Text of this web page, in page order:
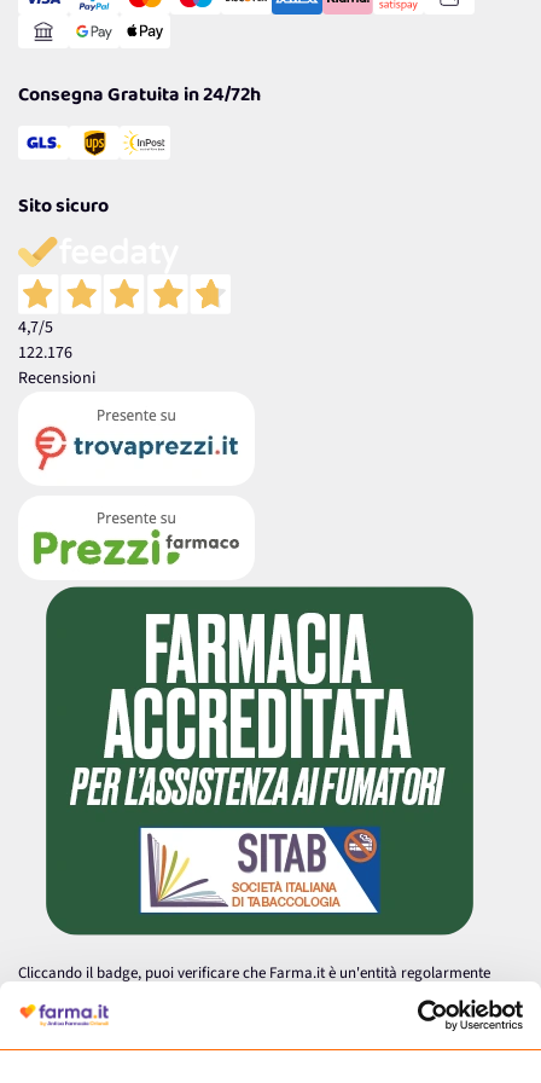
Reso Facile e Veloce
Consegna Gratuita in 24/72h
Sito sicuro
4,7/5
122.176
Recensioni
Cliccando il badge, puoi verificare che Farma.it è un'entità regolarmente
autorizzata dal Ministero della Salute a effettuare la vendita online di
medicinali.